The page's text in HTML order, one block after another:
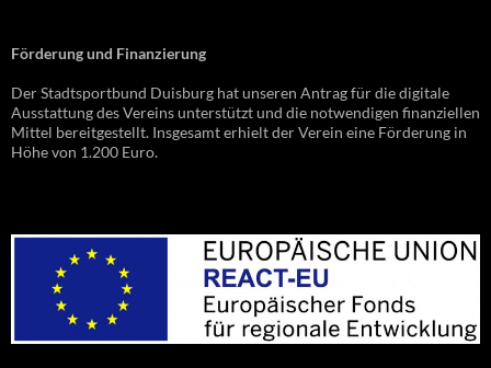
Förderung und Finanzierung
Der Stadtsportbund Duisburg hat unseren Antrag für die digitale
Ausstattung des Vereins unterstützt und die notwendigen finanziellen
Mittel bereitgestellt. Insgesamt erhielt der Verein eine Förderung in
Höhe von 1.200 Euro.